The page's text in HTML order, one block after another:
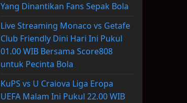
Yang Dinantikan Fans Sepak Bola
Live Streaming Monaco vs Getafe
Club Friendly Dini Hari Ini Pukul
01.00 WIB Bersama Score808
untuk Pecinta Bola
KuPS vs U Craiova Liga Eropa
UEFA Malam Ini Pukul 22.00 WIB